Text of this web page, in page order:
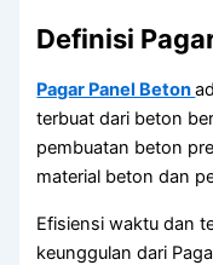
Definisi
Pagar Panel Beton
terbuat dari beton
pembuatan beton
material beton dan
Efisiensi waktu dan
keunggulan dari